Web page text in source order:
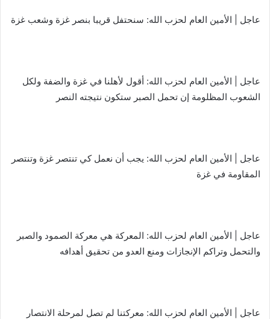
عاجل | الأمين العام لحزب الله: سنحتفل قريبا بنصر غزة وشعب غزة
عاجل | الأمين العام لحزب الله: أقول لأهلنا في غزة والضفة ولكل
الشعوب المظلومة إن تحمل الصبر ستكون نتيجته النصر
عاجل | الأمين العام لحزب الله: يجب أن نعمل كي تنتصر غزة وتنتصر
المقاومة في غزة
عاجل | الأمين العام لحزب الله: المعركة هي معركة الصمود والصبر
والتحمل وتراكم الإنجازات ومنع العدو من تحقيق أهدافه
عاجل | الأمين العام لحزب الله: معركتنا لم تصل لمرحلة الانتصار